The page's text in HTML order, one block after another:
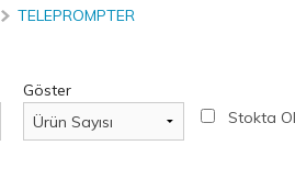
TELEPROMPTER
Göster
Stokta